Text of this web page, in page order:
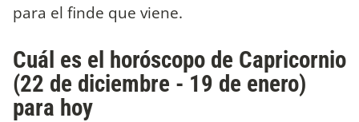
para el finde que viene.
Cuál es el horóscopo de Capricornio
(22 de diciembre - 19 de enero)
para hoy